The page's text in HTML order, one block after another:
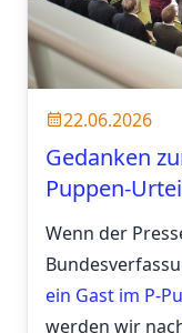
22.06.2026
Gedanken
Puppen-
Wenn der
ein Gast im P-
werden wir